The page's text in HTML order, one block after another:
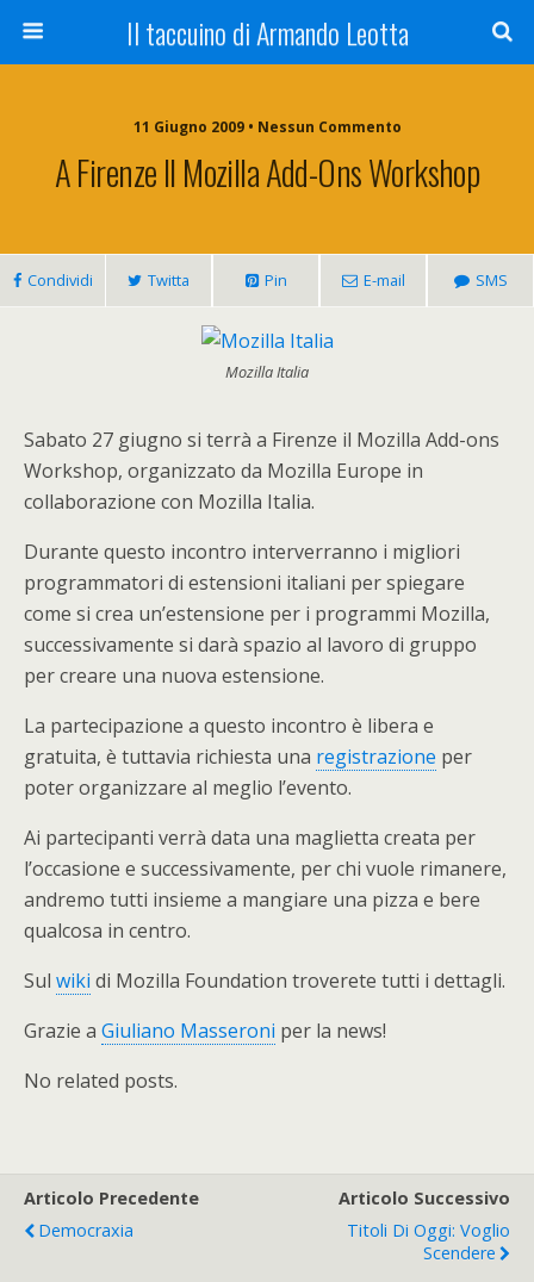
Il taccuino di Armando Leotta
11 Giugno 2009 • Nessun Commento
A Firenze Il Mozilla Add-Ons Workshop
Condividi Twitta Pin E-mail SMS
Mozilla Italia
Sabato 27 giugno si terrà a Firenze il Mozilla Add-ons
Workshop, organizzato da Mozilla Europe in
collaborazione con Mozilla Italia.
Durante questo incontro interverranno i migliori
programmatori di estensioni italiani per spiegare
come si crea un’estensione per i programmi Mozilla,
successivamente si darà spazio al lavoro di gruppo
per creare una nuova estensione.
La partecipazione a questo incontro è libera e
gratuita, è tuttavia richiesta una registrazione per
poter organizzare al meglio l’evento.
Ai partecipanti verrà data una maglietta creata per
l’occasione e successivamente, per chi vuole rimanere,
andremo tutti insieme a mangiare una pizza e bere
qualcosa in centro.
Sul wiki di Mozilla Foundation troverete tutti i dettagli.
Grazie a Giuliano Masseroni per la news!
No related posts.
Articolo Precedente
Democraxia
Articolo Successivo
Titoli Di Oggi: Voglio
Scendere